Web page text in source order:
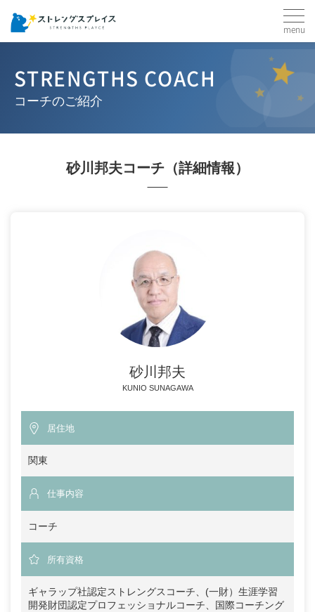
STRENGTHS COACH
コーチのご紹介
砂川邦夫コーチ （詳細情報）
砂川邦夫
KUNIO SUNAGAWA
居住地
関東
仕事内容
コーチ
所有資格
ギャラップ社認定ストレングスコーチ、(一財）生涯学習
開発財団認定プロフェッショナルコーチ、国際コーチング
menu